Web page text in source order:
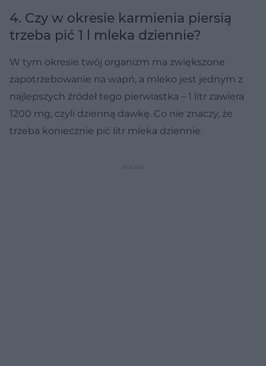
4. Czy w okresie karmienia piersią
trzeba pić 1 l mleka dziennie?
W tym okresie twój organizm ma zwiększone
zapotrzebowanie na wapń, a mleko jest jednym z
najlepszych źródeł tego pierwiastka – 1 litr zawiera
1200 mg, czyli dzienną dawkę. Co nie znaczy, że
trzeba koniecznie pić litr mleka dziennie.